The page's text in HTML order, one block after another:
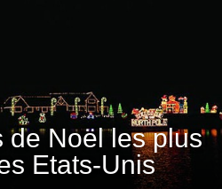
de Noël les plus
Etats-Unis